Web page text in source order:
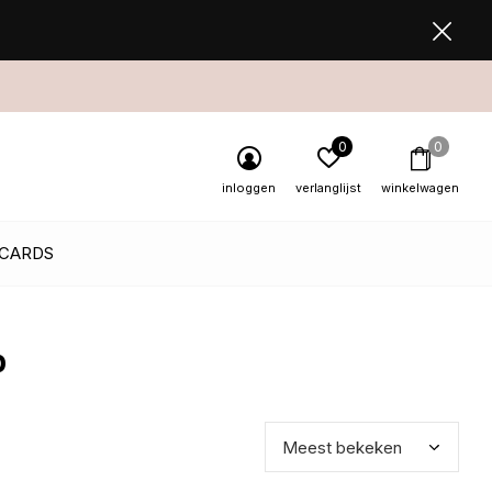
inloggen verlanglijst
0
winkelwagen
0